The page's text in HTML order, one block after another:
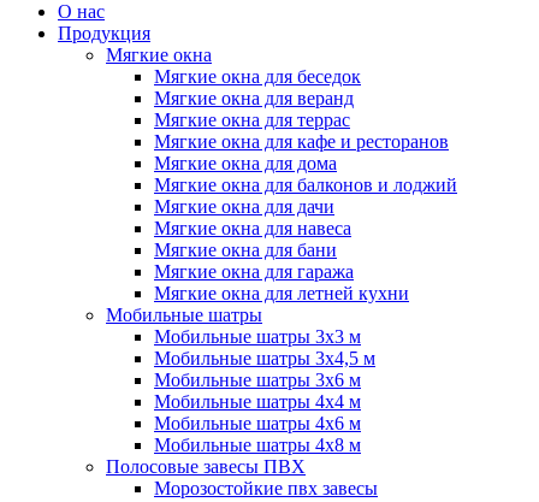
О нас
Продукция
Мягкие окна
Мягкие окна для беседок
Мягкие окна для веранд
Мягкие окна для террас
Мягкие окна для кафе и ресторанов
Мягкие окна для дома
Мягкие окна для балконов и лоджий
Мягкие окна для дачи
Мягкие окна для навеса
Мягкие окна для бани
Мягкие окна для гаража
Мягкие окна для летней кухни
Мобильные шатры
Мобильные шатры 3х3 м
Мобильные шатры 3х4,5 м
Мобильные шатры 3х6 м
Мобильные шатры 4х4 м
Мобильные шатры 4х6 м
Мобильные шатры 4х8 м
Полосовые завесы ПВХ
Морозостойкие пвх завесы